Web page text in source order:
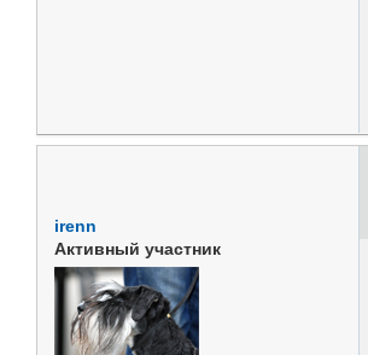
irenn
Активный участник